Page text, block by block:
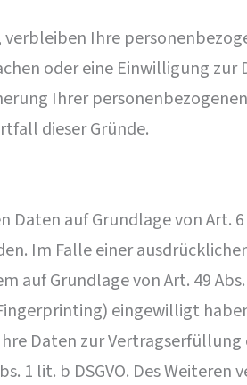
Ihre
oder eine Einwilligung
Ihrer
dieser Gründe.
auf Grundlage von Art. 6
Im Falle einer
Grundlage von Art. 49 Abs.
eingewilligt
Daten zur
1 lit. b DSGVO. Des Weiteren